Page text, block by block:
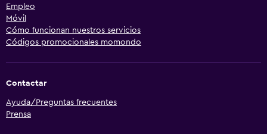
Empleo
Móvil
Cómo funcionan nuestros servicios
Códigos promocionales momondo
Contactar
Ayuda/Preguntas frecuentes
Prensa